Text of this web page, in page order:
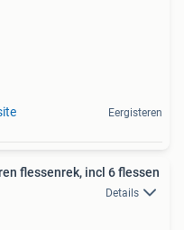
Eergisteren
flessenrek, incl 6 flessen
Details